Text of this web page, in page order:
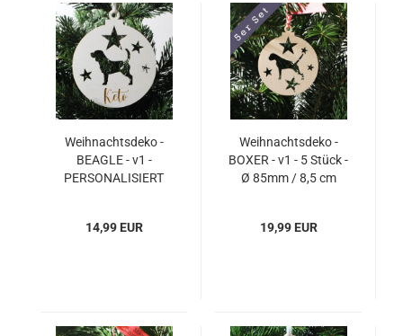
Weihnachtsdeko -
BEAGLE - v1 -
PERSONALISIERT
14,99 EUR
Weihnachtsdeko -
BOXER - v1 - 5 Stück -
Ø 85mm / 8,5 cm
19,99 EUR